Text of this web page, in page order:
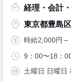
経理・会計
東京都豊島
時給2,000円～
9：00〜18：
土曜日 日曜日